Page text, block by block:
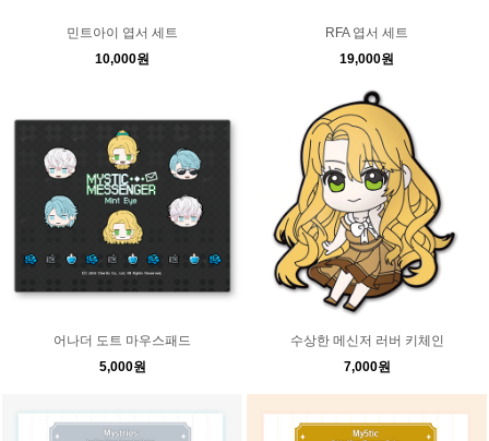
민트아이 엽서 세트
10,000원
RFA 엽서 세트
19,000원
어나더 도트 마우스패드
5,000원
수상한 메신저 러버 키체인
7,000원